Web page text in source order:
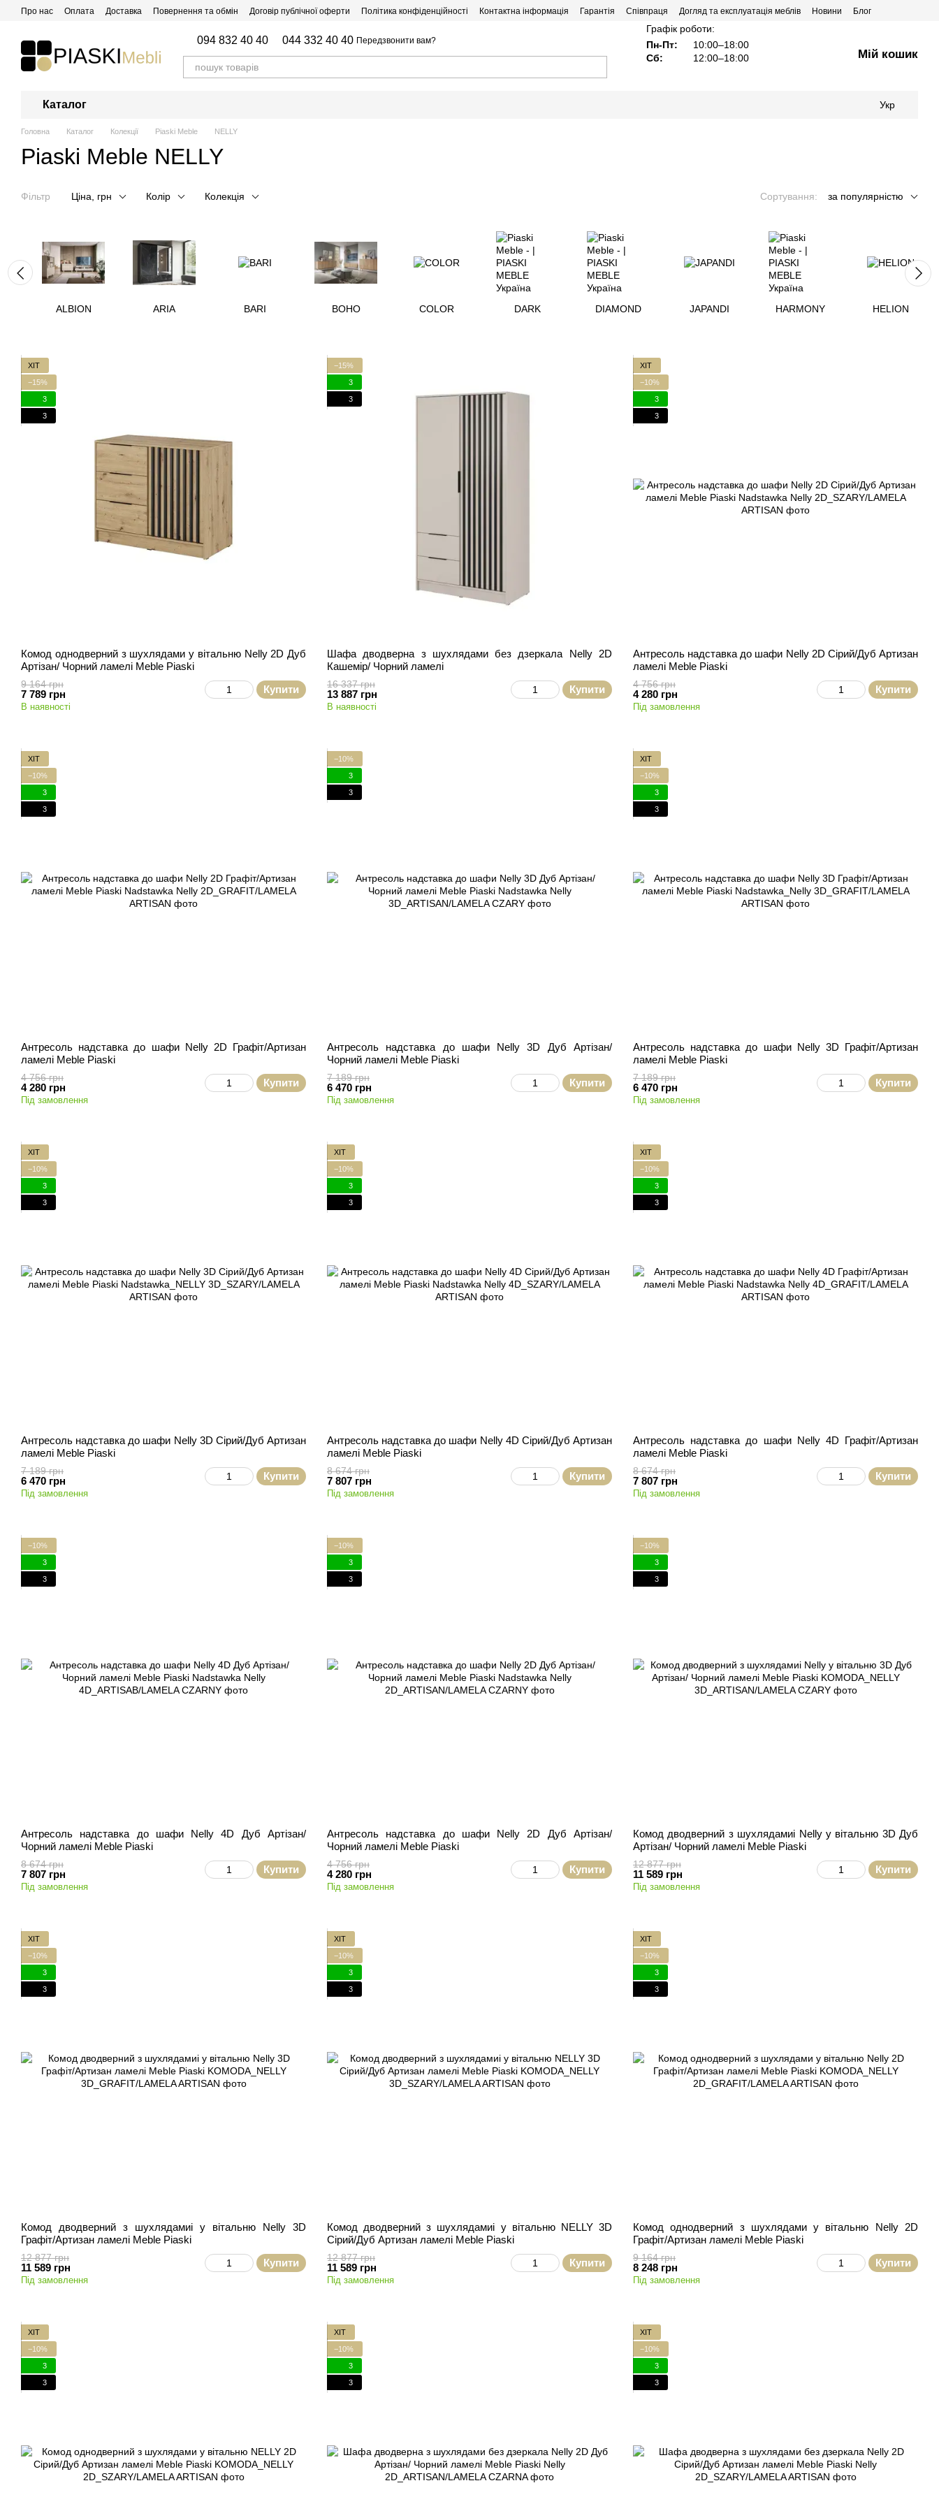
Перейти до основного контенту
Про нас Оплата Доставка Повернення та обмін Договір публічної оферти Політика конфіденційності Контактна інформація Гарантія Співпраця Догляд та експлуатація меблів Новини
Блог
094 832 40 40 044 332 40 40 Передзвонити вам?
Графік роботи:
Пн-Пт:
10:00–18:00
Сб:
12:00–18:00 Мій кошик
Каталог Укр
Головна Каталог Колекції Piaski Meble NELLY
Piaski Meble NELLY
Фільтр Ціна, грн Колір Колекція Сортування: за популярністю
ALBION ARIA BARI BOHO COLOR DARK DIAMOND JAPANDI HARMONY HELION
ХІТ
−15%
3
3
Комод однодверний з шухлядами у вітальню Nelly 2D Дуб
Артізан/ Чорний ламелі Meble Piaski
9 164 грн
7 789 грн Купити
В наявності
−15%
3
3
Шафа дводверна з шухлядами без дзеркала Nelly 2D
Кашемір/ Чорний ламелі
16 337 грн
13 887 грн Купити
В наявності
ХІТ
−10%
3
3
Антресоль надставка до шафи Nelly 2D Сірий/Дуб Артизан
ламелі Meble Piaski
4 756 грн
4 280 грн Купити
Під замовлення
ХІТ
−10%
3
3
Антресоль надставка до шафи Nelly 2D Графіт/Артизан
ламелі Meble Piaski
4 756 грн
4 280 грн Купити
Під замовлення
−10%
3
3
Антресоль надставка до шафи Nelly 3D Дуб Артізан/
Чорний ламелі Meble Piaski
7 189 грн
6 470 грн Купити
Під замовлення
ХІТ
−10%
3
3
Антресоль надставка до шафи Nelly 3D Графіт/Артизан
ламелі Meble Piaski
7 189 грн
6 470 грн Купити
Під замовлення
ХІТ
−10%
3
3
Антресоль надставка до шафи Nelly 3D Сірий/Дуб Артизан
ламелі Meble Piaski
7 189 грн
6 470 грн Купити
Під замовлення
ХІТ
−10%
3
3
Антресоль надставка до шафи Nelly 4D Сірий/Дуб Артизан
ламелі Meble Piaski
8 674 грн
7 807 грн Купити
Під замовлення
ХІТ
−10%
3
3
Антресоль надставка до шафи Nelly 4D Графіт/Артизан
ламелі Meble Piaski
8 674 грн
7 807 грн Купити
Під замовлення
−10%
3
3
Антресоль надставка до шафи Nelly 4D Дуб Артізан/
Чорний ламелі Meble Piaski
8 674 грн
7 807 грн Купити
Під замовлення
−10%
3
3
Антресоль надставка до шафи Nelly 2D Дуб Артізан/
Чорний ламелі Meble Piaski
4 756 грн
4 280 грн Купити
Під замовлення
−10%
3
3
Комод дводверний з шухлядамиi Nelly у вітальню 3D Дуб
Артізан/ Чорний ламелі Meble Piaski
12 877 грн
11 589 грн Купити
Під замовлення
ХІТ
−10%
3
3
Комод дводверний з шухлядамиi у вітальню Nelly 3D
Графіт/Артизан ламелі Meble Piaski
12 877 грн
11 589 грн Купити
Під замовлення
ХІТ
−10%
3
3
Комод дводверний з шухлядамиi у вітальню NELLY 3D
Сірий/Дуб Артизан ламелі Meble Piaski
12 877 грн
11 589 грн Купити
Під замовлення
ХІТ
−10%
3
3
Комод однодверний з шухлядами у вітальню Nelly 2D
Графіт/Артизан ламелі Meble Piaski
9 164 грн
8 248 грн Купити
Під замовлення
ХІТ
−10%
3
3
ХІТ
−10%
3
3
ХІТ
−10%
3
3